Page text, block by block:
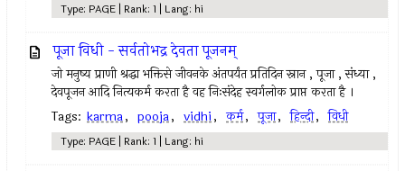
Type: PAGE | Rank: 1 | Lang: hi
पूजा विधी - सर्वतोभद्र देवता पूजनम्
जो मनुष्य प्राणी श्रद्धा भक्तिसे जीवनके अंतपर्यंत प्रतिदिन स्नान , पूजा , संध्या ,
देवपूजन आदि नित्यकर्म करता है वह निःसंदेह स्वर्गलोक प्राप्त करता है ।
Tags: karma, pooja, vidhi, कर्म, पूजा, हिन्दी, विधी
Type: PAGE | Rank: 1 | Lang: hi